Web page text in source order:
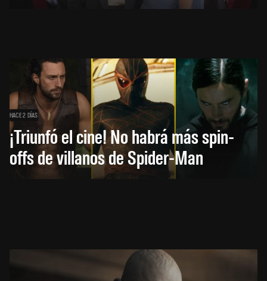
HACE 2 DÍAS
¡Triunfó el cine! No habrá más spin-
offs de villanos de Spider-Man